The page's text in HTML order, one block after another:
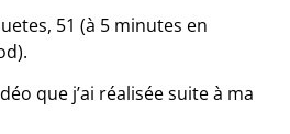
51 (à 5 minutes en
que j’ai réalisée suite à ma